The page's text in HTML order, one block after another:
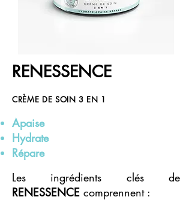
CRÈME DE SOIN 3 EN 1
RENESSENCE
Apaise
Hydrate
Répare
Les ingrédients clés de
RENESSENCE comprennent :